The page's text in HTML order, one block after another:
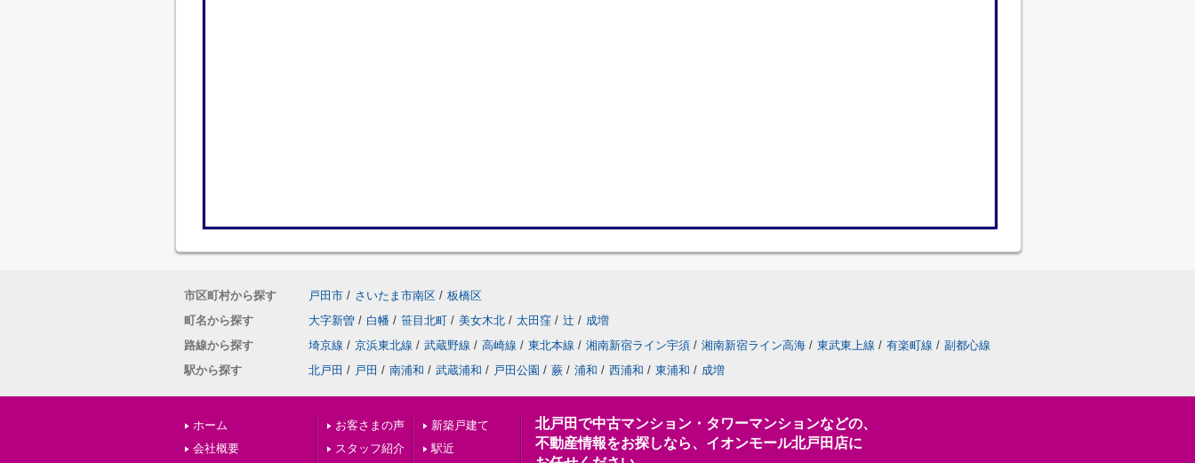
市区町村から探す 戸田市 / さいたま市南区 / 板橋区
町名から探す
大字新曽 / 白幡 / 笹目北町 / 美女木北 / 太田窪 / 辻 / 成増
路線から探す
埼京線 / 京浜東北線 / 武蔵野線 / 高崎線 / 東北本線 / 湘南新宿ライン宇須 / 湘南新宿ライン高海 / 東武東上線 / 有楽町線 / 副都心線
駅から探す
北戸田 / 戸田 / 南浦和 / 武蔵浦和 / 戸田公園 / 蕨 / 浦和 / 西浦和 / 東浦和 / 成増
ホーム
会社概要
お客さまの声
スタッフ紹介
新築戸建て
駅近
北戸田で中古マンション・タワーマンションなどの、
不動産情報をお探しなら、イオンモール北戸田店に